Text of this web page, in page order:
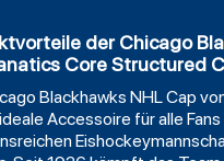
der Chicago
Core Structured
Blackhawks NHL Cap
Accessoire für alle